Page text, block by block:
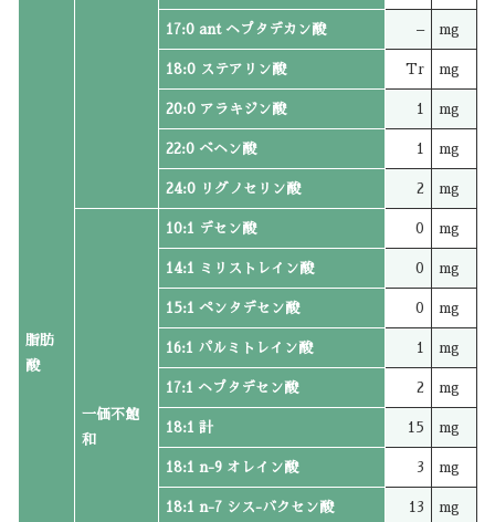
脂肪
酸
17:0 ant ヘプタデカン酸 – mg
18:0 ステアリン酸 Tr mg
20:0 アラキジン酸 1 mg
22:0 ベヘン酸 1 mg
24:0 リグノセリン酸 2 mg
一価不飽
和
10:1 デセン酸 0 mg
14:1 ミリストレイン酸 0 mg
15:1 ペンタデセン酸 0 mg
16:1 パルミトレイン酸 1 mg
17:1 ヘプタデセン酸 2 mg
18:1 計 15 mg
18:1 n-9 オレイン酸 3 mg
18:1 n-7 シス-バクセン酸 13 mg